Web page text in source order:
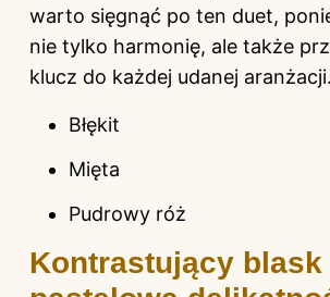
warto sięgnąć po ten duet,
nie tylko harmonię, ale także
klucz do każdej udanej aranżacji.
Błękit
Mięta
Pudrowy róż
Kontrastujący blask